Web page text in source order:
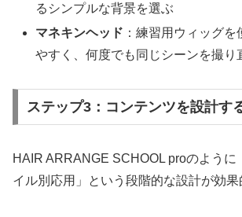
るシンプルな背景を選ぶ
マネキンヘッド ：練習用ウィッグ
やすく、何度でも同じシーンを撮り
ステップ3：コンテンツを設計す
HAIR ARRANGE SCHOOL proのよう
イル別応用」という段階的な設計が効果